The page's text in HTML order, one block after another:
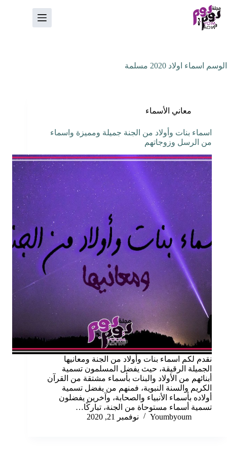
التجاوز
إلى
المحتوى
الوسم اسماء اولاد 2020 مسلمة
معاني الأسماء
اسماء بنات وأولاد من الجنة جميلة ومميزة واسماء
من الرسل وزوجاتهم
نقدم لكم اسماء بنات وأولاد من الجنة ومعانيها
الجميلة الرقيقة، حيث يفضل المسلمون تسمية
أبنائهم من الأولاد والبنات بأسماء مشتقة من القرآن
الكريم والسنة النبوية، فمنهم من يفضل تسمية
أولاده بأسماء الأنبياء والصحابة، وآخرين يفضلون
تسمية أسماء مستوحاة من الجنة، تباركًا…
Youmbyoum
نوفمبر 21, 2020